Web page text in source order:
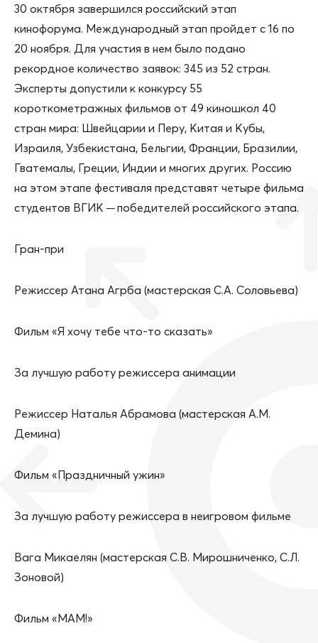
30 октября завершился российский этап
кинофорума. Международный этап пройдет с 16 по
20 ноября. Для участия в нем было подано
рекордное количество заявок: 345 из 52 стран.
Эксперты допустили к конкурсу 55
короткометражных фильмов от 49 киношкол 40
стран мира: Швейцарии и Перу, Китая и Кубы,
Израиля, Узбекистана, Бельгии, Франции, Бразилии,
Гватемалы, Греции, Индии и многих других. Россию
на этом этапе фестиваля представят четыре фильма
студентов ВГИК ─ победителей российского этапа.
Гран-при
Режиссер Атана Агрба (мастерская С.А. Соловьева)
Фильм «Я хочу тебе что-то сказать»
За лучшую работу режиссера анимации
Режиссер Наталья Абрамова (мастерская А.М.
Демина)
Фильм «Праздничный ужин»
За лучшую работу режиссера в неигровом фильме
Вага Микаелян (мастерская С.В. Мирошниченко, С.Л.
Зоновой)
Фильм «МАМ!»